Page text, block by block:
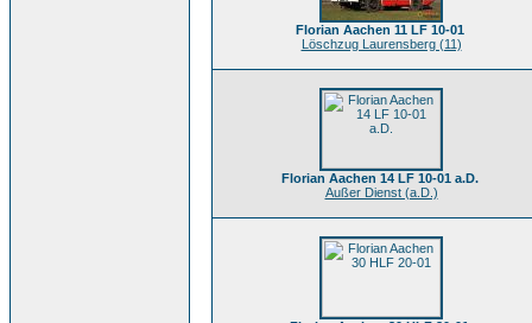
Florian Aachen 11 LF 10-01
Löschzug Laurensberg (11)
Florian Aachen 14 LF 10-01 a.D.
Außer Dienst (a.D.)